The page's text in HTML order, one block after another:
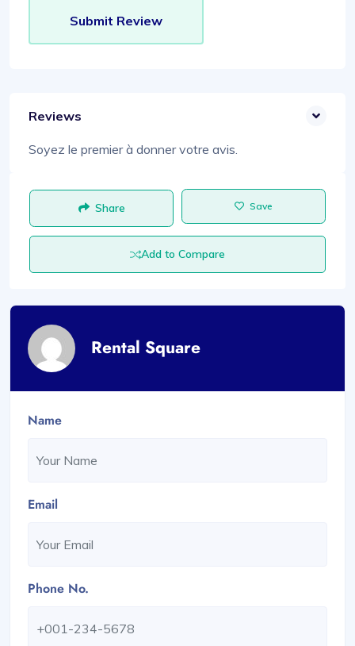
Reviews
Soyez le premier à donner votre avis.
Share Save
Add to Compare
Rental Square
Name
Email
Phone No.